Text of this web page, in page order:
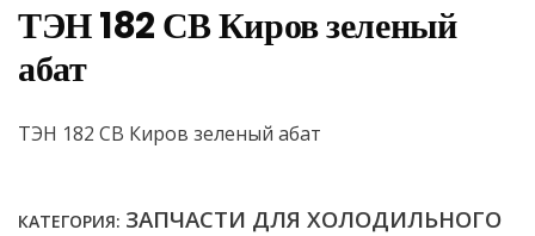
ТЭН 182 СВ Киров зеленый
абат
ТЭН 182 СВ Киров зеленый абат
КАТЕГОРИЯ: ЗАПЧАСТИ ДЛЯ ХОЛОДИЛЬНОГО